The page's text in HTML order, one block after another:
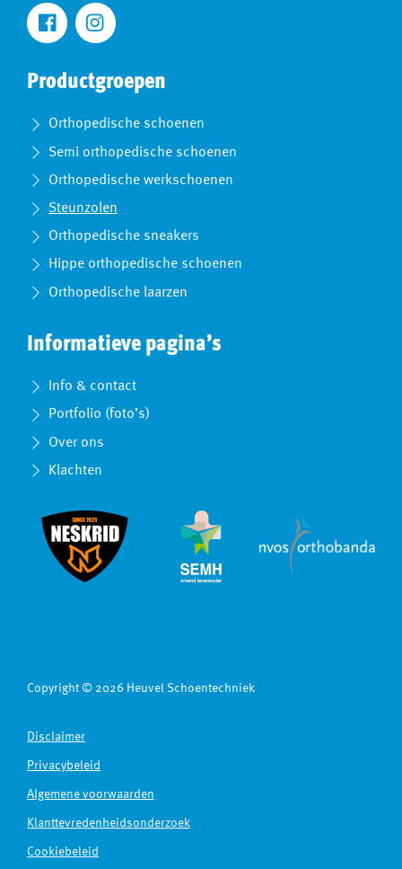
Productgroepen
Orthopedische schoenen
Semi orthopedische schoenen
Orthopedische werkschoenen
Steunzolen
Orthopedische sneakers
Hippe orthopedische schoenen
Orthopedische laarzen
Informatieve pagina’s
Info & contact
Portfolio (foto’s)
Over ons
Klachten
Copyright © 2026 Heuvel Schoentechniek
Disclaimer
Privacybeleid
Algemene voorwaarden
Klanttevredenheidsonderzoek
Cookiebeleid